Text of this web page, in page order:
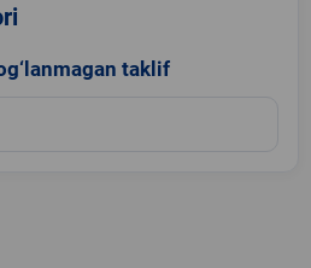
taklif